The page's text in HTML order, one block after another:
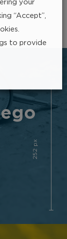
252 px
your
“Accept”,
to provide